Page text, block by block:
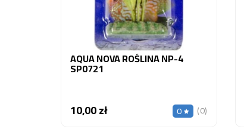
AQUA NOVA ROŚLINA NP-4
SP0721
10,00 złCena 0 (0)